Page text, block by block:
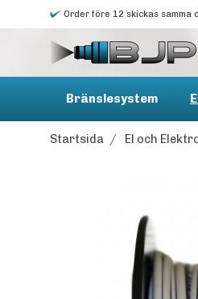
Order före 12 skickas samma
Bränslesystem
Startsida / El och